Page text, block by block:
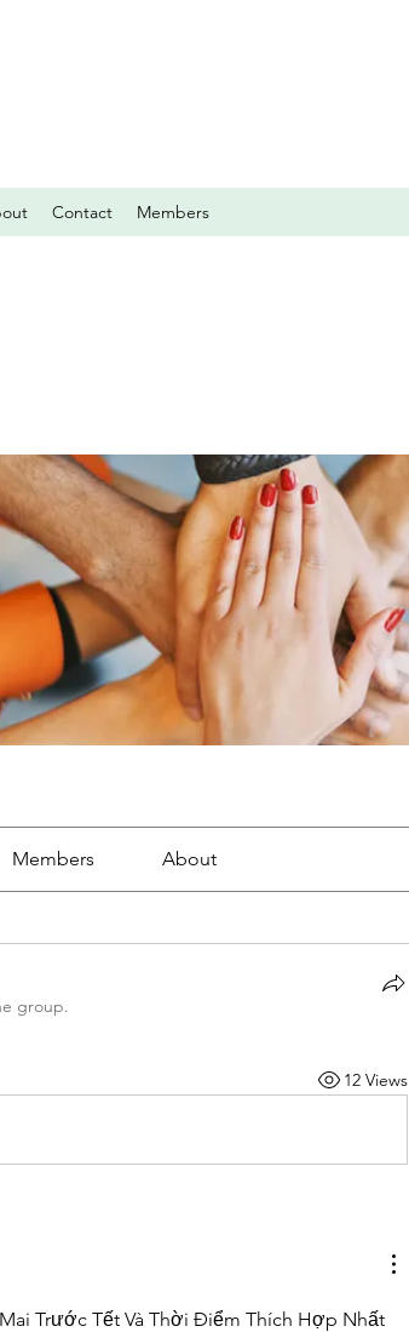
Contact Members
Members About
group.
12 Views
Trước Tết Và Thời Điểm Thích Hợp Nhất